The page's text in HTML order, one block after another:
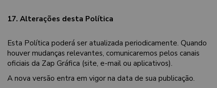
17. Alterações desta Política
Esta Política poderá ser atualizada periodicamente. Quando
houver mudanças relevantes, comunicaremos pelos canais
oficiais da Zap Gráfica (site, e-mail ou aplicativos).
A nova versão entra em vigor na data de sua publicação.